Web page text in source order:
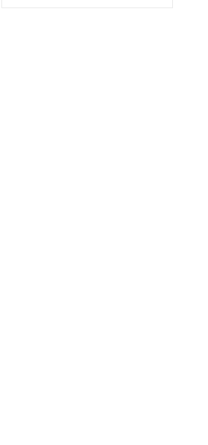
响；<&list>3.稳定器的转向胶套和球头